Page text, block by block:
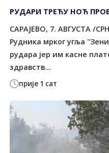
прије 1 сат
РУДАРИ ТРЕЋУ НОЋ
САРАЈЕВО, 7. АВГУСТА /
Рудника мрког угља
рудара јер им касне
здравств...